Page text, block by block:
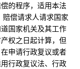
的程序，适用本法
偿请求人请求国家
国家机关及其工作
权之日起计算，但
申请行政复议或者
行政复议法、行政